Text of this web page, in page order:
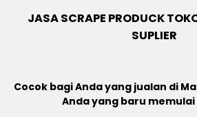
JASA SCRAPE PRODUCK
SUPLIER
Cocok bagi Anda yang jualan di
Anda yang baru